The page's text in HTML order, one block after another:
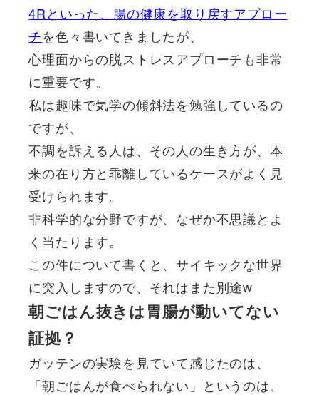
4Rといった、腸の健康を取り戻すアプロー
チを色々書いてきましたが、
心理面からの脱ストレスアプローチも非常
に重要です。
私は趣味で気学の傾斜法を勉強しているの
ですが、
不調を訴える人は、その人の生き方が、本
来の在り方と乖離しているケースがよく見
受けられます。
非科学的な分野ですが、なぜか不思議とよ
く当たります。
この件について書くと、サイキックな世界
に突入しますので、それはまた別途w
朝ごはん抜きは胃腸が動いてない
証拠？
ガッテンの実験を見ていて感じたのは、
「朝ごはんが食べられない」というのは、